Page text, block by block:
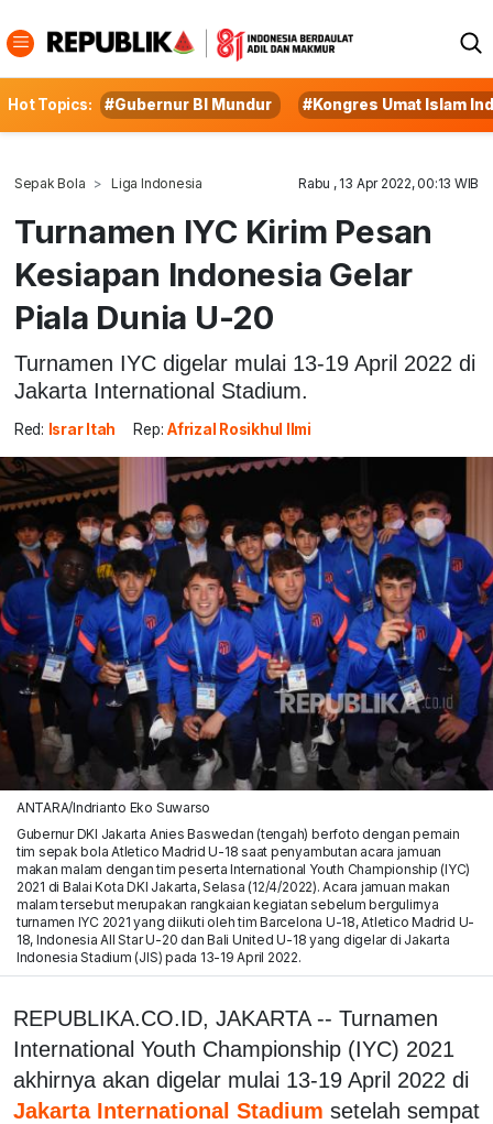
Hot Topics: #Gubernur BI Mundur #Kongres Umat Islam
Sepak Bola Liga Indonesia Rabu , 13 Apr 2022, 00:13 WIB
Turnamen IYC Kirim Pesan
Kesiapan Indonesia Gelar
Piala Dunia U-20
Turnamen IYC digelar mulai 13-19 April 2022 di
Jakarta International Stadium.
Red: Israr Itah Rep: Afrizal Rosikhul Ilmi
ANTARA/Indrianto Eko Suwarso
Gubernur DKI Jakarta Anies Baswedan (tengah) berfoto dengan pemain
tim sepak bola Atletico Madrid U-18 saat penyambutan acara jamuan
makan malam dengan tim peserta International Youth Championship (IYC)
2021 di Balai Kota DKI Jakarta, Selasa (12/4/2022). Acara jamuan makan
malam tersebut merupakan rangkaian kegiatan sebelum bergulirnya
turnamen IYC 2021 yang diikuti oleh tim Barcelona U-18, Atletico Madrid U-
18, Indonesia All Star U-20 dan Bali United U-18 yang digelar di Jakarta
Indonesia Stadium (JIS) pada 13-19 April 2022.
REPUBLIKA.CO.ID, JAKARTA -- Turnamen
International Youth Championship (IYC) 2021
akhirnya akan digelar mulai 13-19 April 2022 di
Jakarta International Stadium setelah sempat